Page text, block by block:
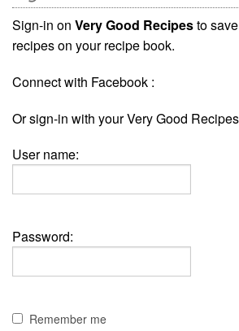
Sign-in on Very Good Recipesto
recipes on your recipe book.
Connect with Facebook :
Or sign-in with your Very Good
User name:
Password:
Remember me